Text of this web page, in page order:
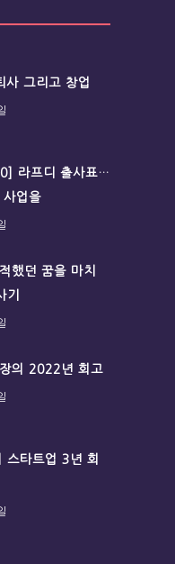
그리고 창업
라프디 출사표…
사업을
했던 꿈을 마치
기
의 2022년 회고
스타트업 3년 회